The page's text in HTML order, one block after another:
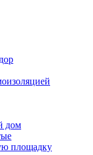
дом
площадку